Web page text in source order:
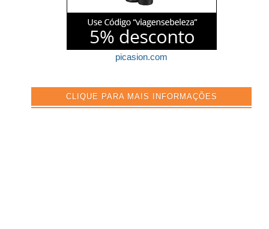
picasion.com
CLIQUE PARA MAIS INFORMAÇÕES